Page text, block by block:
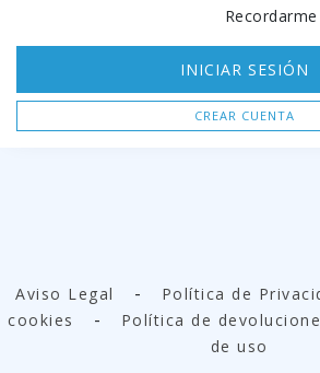
INICIAR SESIÓN
CREAR CUENTA
Aviso Legal - Política de
cookies
- Política de
de uso